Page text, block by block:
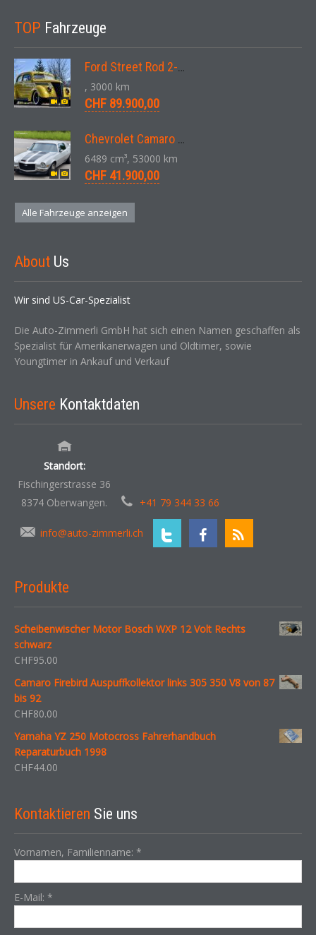
TOP Fahrzeuge
Ford Street Rod 2-Door V8 Aut. 1937
, 3000 km
CHF 89.900,00
Chevrolet Camaro SS 396 LS3 Coupe Aut. 1971
6489 cm³, 53000 km
CHF 41.900,00
Alle Fahrzeuge anzeigen
About Us
Wir sind US-Car-Spezialist
Die Auto-Zimmerli GmbH hat sich einen Namen geschaffen als
Spezialist für Amerikanerwagen und Oldtimer, sowie
Youngtimer in Ankauf und Verkauf
Unsere Kontaktdaten
Standort:
Fischingerstrasse 36
8374 Oberwangen.
+41 79 344 33 66
info@auto-zimmerli.ch
Produkte
Scheibenwischer Motor Bosch WXP 12 Volt Rechts
schwarz
CHF95.00
Camaro Firebird Auspuffkollektor links 305 350 V8 von 87
bis 92
CHF80.00
Yamaha YZ 250 Motocross Fahrerhandbuch
Reparaturbuch 1998
CHF44.00
Kontaktieren Sie uns
Vornamen, Familienname: *
E-Mail: *